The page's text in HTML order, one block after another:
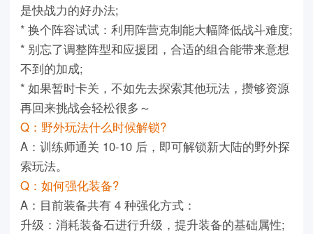
是快战力的好办法;
* 换个阵容试试：利用阵营克制能大幅降低战斗难度;
* 别忘了调整阵型和应援团，合适的组合能带来意想
不到的加成;
* 如果暂时卡关，不如先去探索其他玩法，攒够资源
再回来挑战会轻松很多～
Q：野外玩法什么时候解锁?
A：训练师通关 10-10 后，即可解锁新大陆的野外探
索玩法。
Q：如何强化装备?
A：目前装备共有 4 种强化方式：
升级：消耗装备石进行升级，提升装备的基础属性;